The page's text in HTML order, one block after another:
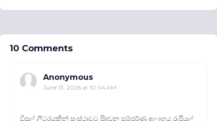
10 Comments
Anonymous
June 13, 2026 at 10:04 AM
ඩීසල් ලීටරයකින් සංස්ථාවට සිදුවන සම්පූර්ණ අලාභය රුපියල්